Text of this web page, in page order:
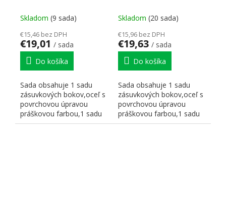
Skladom (9 sada)
€15,46 bez DPH
€19,01 / sada
Do košíka
Sada obsahuje 1 sadu
zásuvkových bokov,oceľ s
povrchovou úpravou
práškovou farbou,1 sadu
korpusových koľajničiek...
Skladom (20 sada)
€15,96 bez DPH
€19,63 / sada
Do košíka
Sada obsahuje 1 sadu
zásuvkových bokov,oceľ s
povrchovou úpravou
práškovou farbou,1 sadu
korpusových koľajničiek...